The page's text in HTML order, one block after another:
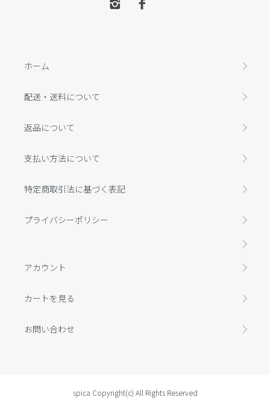
ホーム
配送・送料について
返品について
支払い方法について
特定商取引法に基づく表記
プライバシーポリシー
アカウント
カートを見る
お問い合わせ
spica Copyright(c) All Rights Reserved